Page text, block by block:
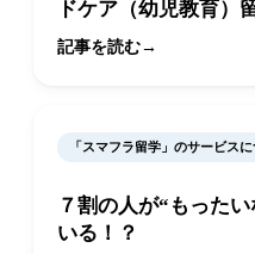
ドケア（幼児教育）
記事を読む
「スマフラ留学」のサービス
７割の人が“もった
いる！？